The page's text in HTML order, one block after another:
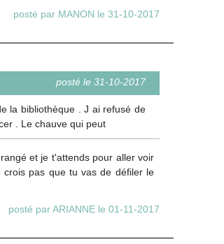
posté par MANON le 31-10-2017
posté le 31-10-2017
la bibliothèque . J ai refusé de
. Le chauve qui peut
et je t'attends pour aller voir
crois pas que tu vas de défiler le
posté par ARIANNE le 01-11-2017